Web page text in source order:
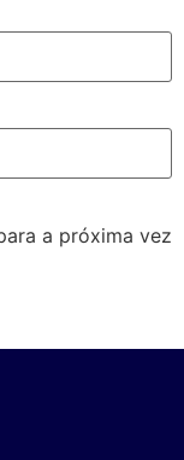
a próxima vez